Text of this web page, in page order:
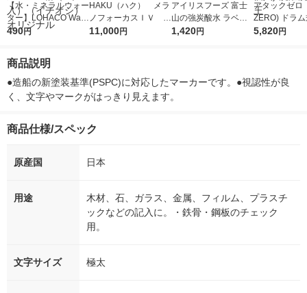
【水・ミネラルウォー
ター】LOHACO Wate
r（ロハコウォータ
シ） オリジナル
490円
HAKU（ハク） メラ
ノフォーカスＩＶ 4
5ｇ 資生堂 おまけ
11,000円
アイリスフーズ 富士
山の強炭酸水 ラベル
レス 500ml 1箱（24
1,420円
アタックゼロ
ZERO) ドラ
詰め替え メガ
5,820円
商品説明
●造船の新塗装基準(PSPC)に対応したマーカーです。●視認性が良
く、文字やマークがはっきり見えます。
商品仕様/スペック
原産国 日本
用途
木材、石、ガラス、金属、フィルム、プラスチ
ックなどの記入に。・鉄骨・鋼板のチェック
用。
文字サイズ 極太